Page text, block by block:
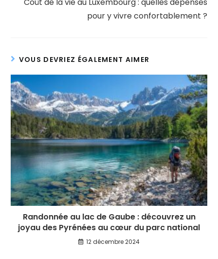
Coût de la vie au Luxembourg : quelles dépenses
pour y vivre confortablement ?
VOUS DEVRIEZ ÉGALEMENT AIMER
Randonnée au lac de Gaube : découvrez un
joyau des Pyrénées au cœur du parc national
12 décembre 2024